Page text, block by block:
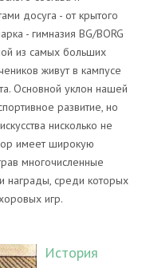
досуга - от крытого
- гимназия BG/BORG
из самых больших
живут в кампусе
Основной уклон нашей
развитие, но
нисколько не
имеет широкую
многочисленные
награды, среди которых
игр.
История